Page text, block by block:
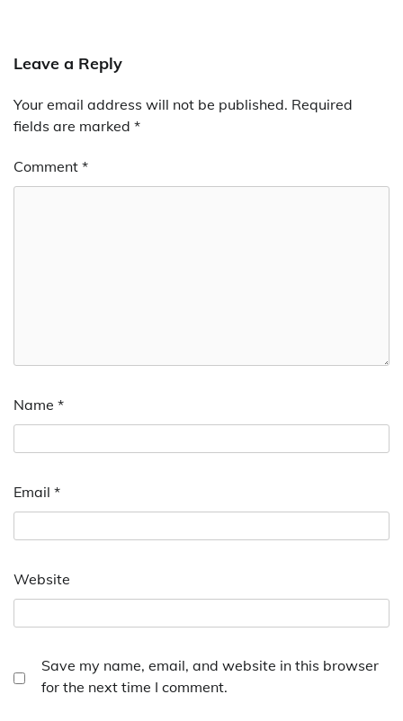
Leave a Reply
Your email address will not be published. Required
fields are marked *
Comment *
Name *
Email *
Website
Save my name, email, and website in this browser
for the next time I comment.